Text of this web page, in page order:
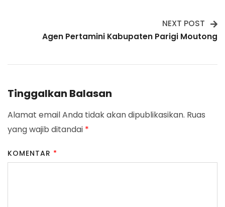
NEXT POST
Agen Pertamini Kabupaten Parigi Moutong
Tinggalkan Balasan
Alamat email Anda tidak akan dipublikasikan. Ruas
yang wajib ditandai *
KOMENTAR *